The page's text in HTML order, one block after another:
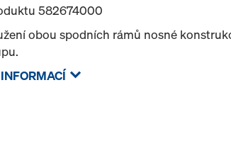
582674000
obou spodních rámů nosné